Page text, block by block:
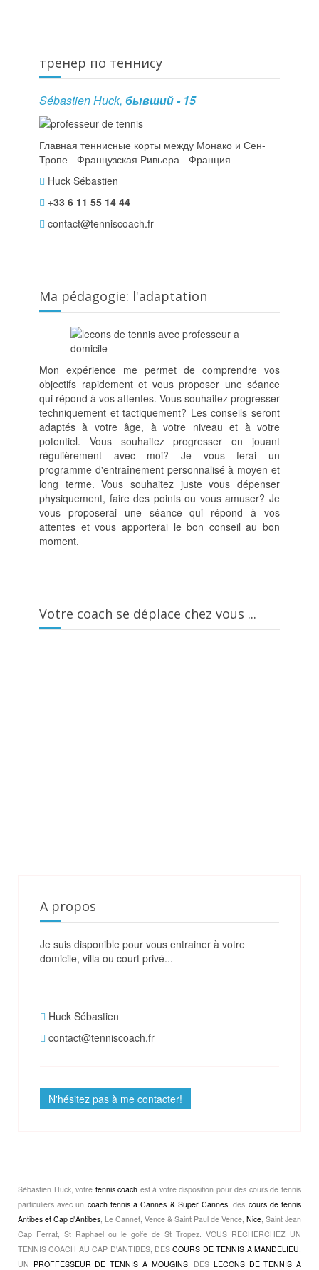
тренер по теннису
Sébastien Huck, бывший - 15
Главная теннисные корты между Монако и Сен-
Тропе - Французская Ривьера - Франция
Huck Sébastien
+33 6 11 55 14 44
contact@tenniscoach.fr
Ma pédagogie: l'adaptation
Mon expérience me permet de comprendre vos
objectifs rapidement et vous proposer une séance
qui répond à vos attentes. Vous souhaitez progresser
techniquement et tactiquement? Les conseils seront
adaptés à votre âge, à votre niveau et à votre
potentiel. Vous souhaitez progresser en jouant
régulièrement avec moi? Je vous ferai un
programme d'entraînement personnalisé à moyen et
long terme. Vous souhaitez juste vous dépenser
physiquement, faire des points ou vous amuser? Je
vous proposerai une séance qui répond à vos
attentes et vous apporterai le bon conseil au bon
moment.
Votre coach se déplace chez vous ...
A propos
Je suis disponible pour vous entrainer à votre
domicile, villa ou court privé...
Huck Sébastien
contact@tenniscoach.fr
N'hésitez pas à me contacter!
Sébastien Huck, votre tennis coach est à votre disposition pour des cours de tennis
particuliers avec un coach tennis à Cannes & Super Cannes, des cours de tennis
Antibes et Cap d'Antibes, Le Cannet, Vence & Saint Paul de Vence, Nice, Saint Jean
Cap Ferrat, St Raphael ou le golfe de St Tropez. VOUS RECHERCHEZ UN
TENNIS COACH AU CAP D'ANTIBES, DESCOURS DE TENNIS A MANDELIEU,
UN PROFFESSEUR DE TENNIS A MOUGINS, DES LECONS DE TENNIS A